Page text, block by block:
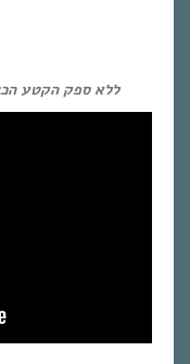
ללא ספק הקטע